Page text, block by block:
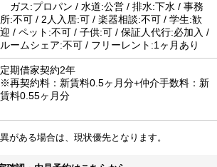
ガス:プロパン / 水道:公営 / 排水:下水 / 事務
所:不可 / 2人入居:可 / 楽器相談:不可 / 学生:歓
迎 / ペット:不可 / 子供:可 / 保証人代行:必加入 /
ルームシェア:不可 / フリーレント:1ヶ月あり
定期借家契約2年
※再契約料：新賃料0.5ヶ月分+仲介手数料：新
賃料0.55ヶ月分
がある場合は、現状優先となります。